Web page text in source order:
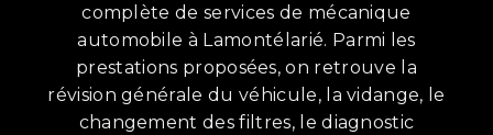
complète de services de mécanique
automobile à Lamontélarié. Parmi les
prestations proposées, on retrouve la
révision générale du véhicule, la vidange, le
changement des filtres, le diagnostic